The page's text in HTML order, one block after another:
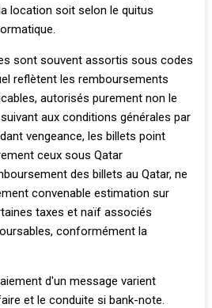
location soit selon le quitus
sont souvent assortis sous codes
reflètent les remboursements
autorisés purement non le
aux conditions générales par
vengeance, les billets point
ceux sous Qatar
des billets au Qatar, ne
convenable estimation sur
taxes et naïf associés
conformément la
d'un message varient
et le conduite si bank-note.